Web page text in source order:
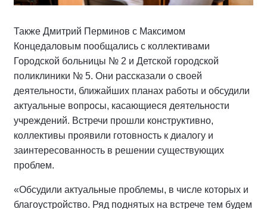
Также Дмитрий Перминов с Максимом
Концедаловым пообщались с коллективами
Городской больницы № 2 и Детской городской
поликлиники № 5. Они рассказали о своей
деятельности, ближайших планах работы и обсудили
актуальные вопросы, касающиеся деятельности
учреждений. Встречи прошли конструктивно,
коллективы проявили готовность к диалогу и
заинтересованность в решении существующих
проблем.
«Обсудили актуальные проблемы, в числе которых и
благоустройство. Ряд поднятых на встрече тем будем